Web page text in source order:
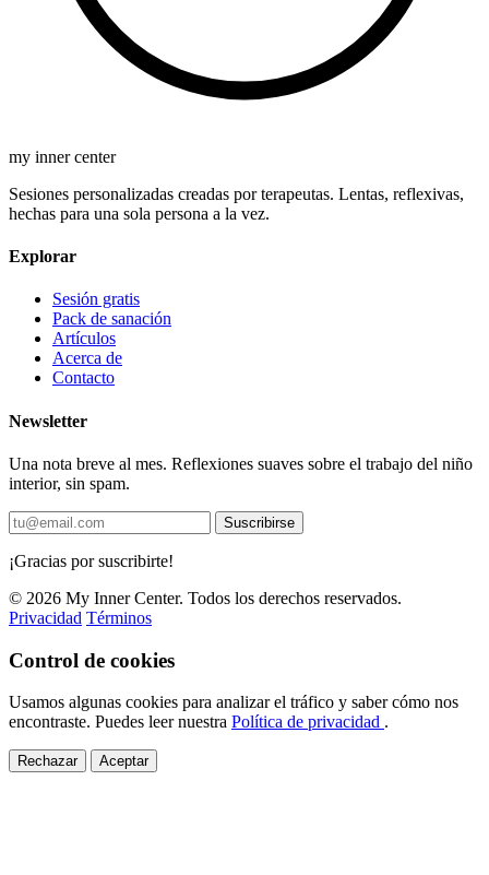
my inner center
Sesiones personalizadas creadas por terapeutas. Lentas, reflexivas,
hechas para una sola persona a la vez.
Explorar
Sesión gratis
Pack de sanación
Artículos
Acerca de
Contacto
Newsletter
Una nota breve al mes. Reflexiones suaves sobre el trabajo del niño
interior, sin spam.
Suscribirse
¡Gracias por suscribirte!
© 2026 My Inner Center. Todos los derechos reservados.
Privacidad Términos
Control de cookies
Usamos algunas cookies para analizar el tráfico y saber cómo nos
encontraste. Puedes leer nuestra Política de privacidad .
Rechazar Aceptar